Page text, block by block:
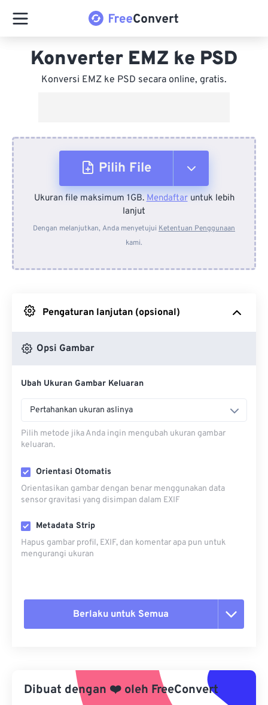
Konverter EMZ ke PSD
Konversi EMZ ke PSD secara online, gratis.
Pilih File
Dari Perangkat
Dari Dropbox
Ukuran file maksimum 1GB.Mendaftaruntuk lebih
lanjut
Dengan melanjutkan, Anda menyetujui Ketentuan Penggunaan
kami.
Pengaturan lanjutan (opsional)
Opsi Gambar
Ubah Ukuran Gambar Keluaran
Pertahankan ukuran aslinya
Pilih metode jika Anda ingin mengubah ukuran gambar
keluaran.
Orientasi Otomatis
Orientasikan gambar dengan benar menggunakan data
sensor gravitasi yang disimpan dalam EXIF
Metadata Strip
Hapus gambar profil, EXIF, dan komentar apa pun untuk
mengurangi ukuran
Berlaku untuk Semua
Terapkan dari Preset
Simpan sebagai Preset
Dibuat dengan ❤️ oleh FreeConvert